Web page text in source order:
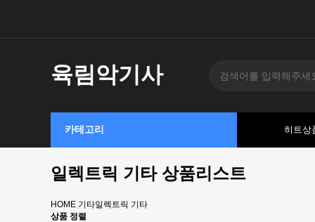
육림악기사
카테고리 히트상
일렉트릭 기타 상품리스트
HOME 기타일렉트릭 기타
상품 정렬